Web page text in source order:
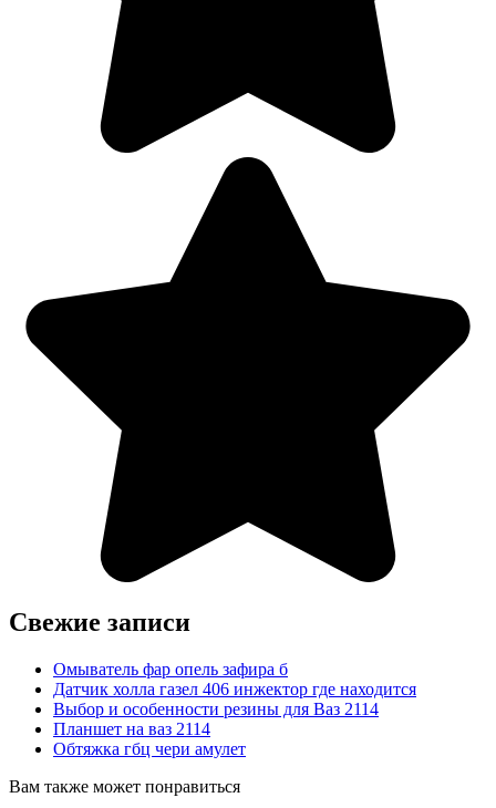
Свежие записи
Омыватель фар опель зафира б
Датчик холла газел 406 инжектор где находится
Выбор и особенности резины для Ваз 2114
Планшет на ваз 2114
Обтяжка гбц чери амулет
Вам также может понравиться